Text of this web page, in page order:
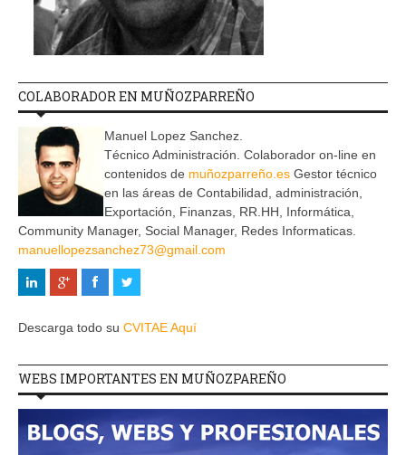
COLABORADOR EN MUÑOZPARREÑO
Manuel Lopez Sanchez.
Técnico Administración. Colaborador on-line en
contenidos de muñozparreño.es Gestor técnico
en las áreas de Contabilidad, administración,
Exportación, Finanzas, RR.HH, Informática,
Community Manager, Social Manager, Redes Informaticas.
manuellopezsanchez73@gmail.com
Descarga todo su CVITAE Aquí
WEBS IMPORTANTES EN MUÑOZPAREÑO